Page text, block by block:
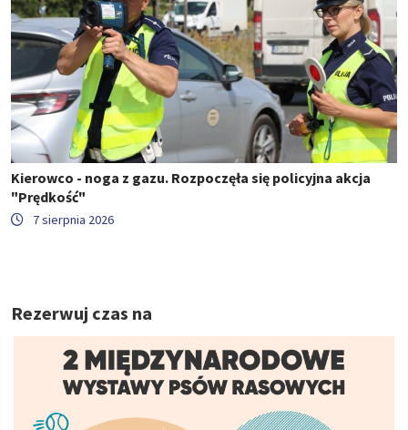
Kierowco - noga z gazu. Rozpoczęła się policyjna akcja
"Prędkość"
7 sierpnia 2026
Rezerwuj czas na